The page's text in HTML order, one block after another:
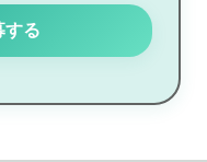
する